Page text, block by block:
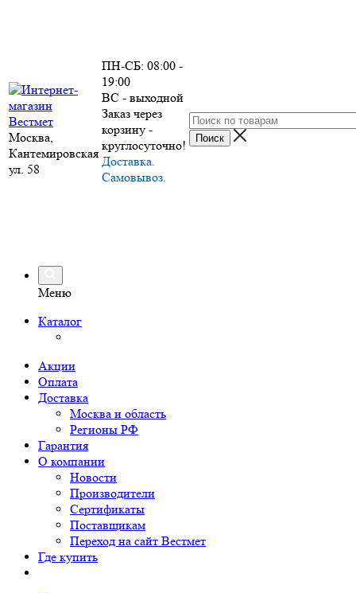
Москва,
Кантемировская
ул. 58
ПН-СБ: 08:00 -
19:00
ВС - выходной
Заказ через
корзину -
круглосуточно!
Доставка.
Самовывоз.
Меню
Каталог
Акции
Оплата
Доставка
Москва и область
Регионы РФ
Гарантия
О компании
Новости
Производители
Сертификаты
Поставщикам
Переход на сайт Вестмет
Где купить